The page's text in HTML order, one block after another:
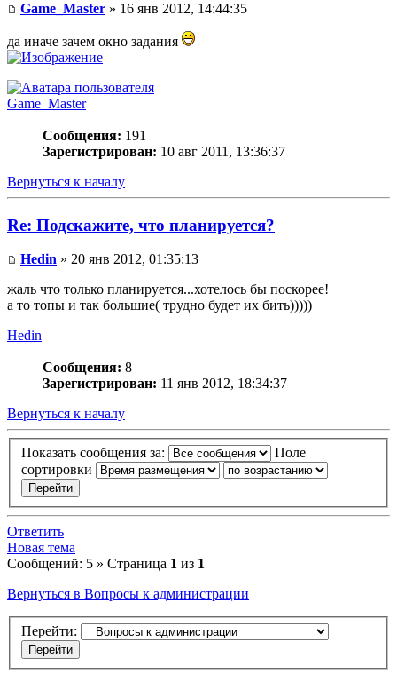
Game_Master » 16 янв 2012, 14:44:35
да иначе зачем окно задания
Game_Master
Сообщения: 191
Зарегистрирован: 10 авг 2011, 13:36:37
Вернуться к началу
Re: Подскажите, что планируется?
Hedin » 20 янв 2012, 01:35:13
жаль что только планируется...хотелось бы поскорее!
а то топы и так большие( трудно будет их бить)))))
Hedin
Сообщения: 8
Зарегистрирован: 11 янв 2012, 18:34:37
Вернуться к началу
Показать сообщения за:
Поле
сортировки
Ответить
Новая тема
Сообщений: 5 » Страница 1 из 1
Вернуться в Вопросы к администрации
Перейти: